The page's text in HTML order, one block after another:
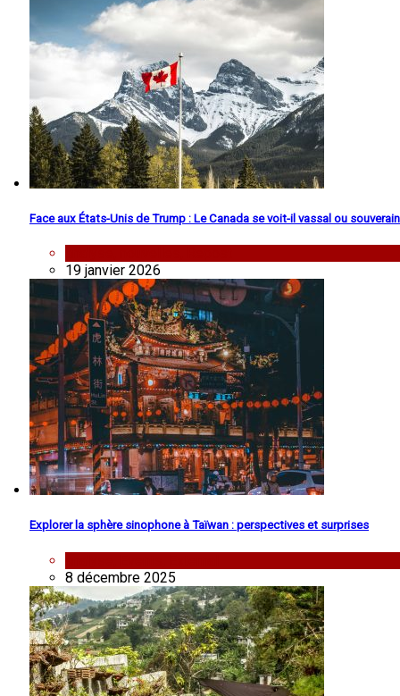
Face aux États-Unis de Trump : Le Canada se voit-il vassal ou
19 janvier 2026
Explorer la sphère sinophone à Taïwan : perspectives et surprises
8 décembre 2025